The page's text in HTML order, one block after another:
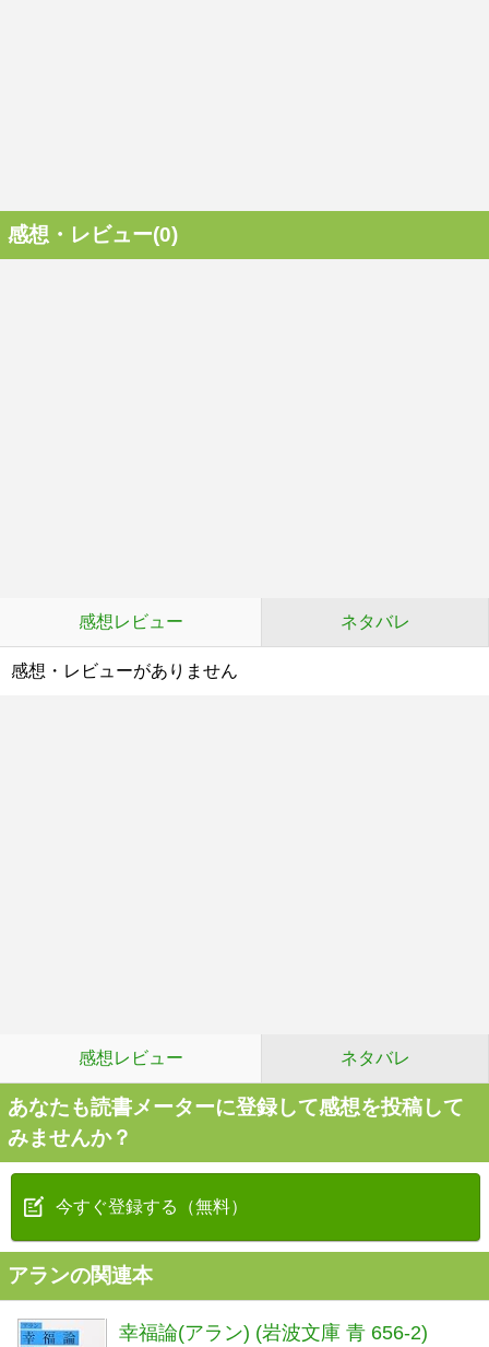
感想・レビュー(0)
感想レビュー ネタバレ
感想・レビューがありません
感想レビュー ネタバレ
あなたも読書メーターに登録して感想を投稿して
みませんか？
今すぐ登録する（無料）
アランの関連本
幸福論(アラン) (岩波文庫 青 656-2)